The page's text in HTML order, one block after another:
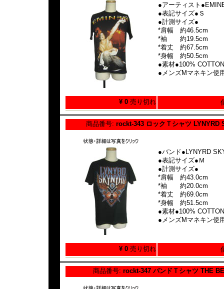
●アーティスト
●表記サイズ●Ｓ
●計測サイズ●
*肩幅 約46.5cm
*袖 約19.5cm
*着丈 約67.5cm
*身幅 約50.5cm
●素材●100% COTTON
●メンズMマネキン使
¥ 0 売り切れ
商品番号: rockt-343 ロックＴシャツ LYNYRD
●バンド●LYNYRD
●表記サイズ●Ｍ
●計測サイズ●
*肩幅 約43.0cm
*袖 約20.0cm
*着丈 約69.0cm
*身幅 約51.5cm
●素材●100% COTTON
●メンズMマネキン使
¥ 0 売り切れ
商品番号: rockt-347 バンドＴシャツ THE